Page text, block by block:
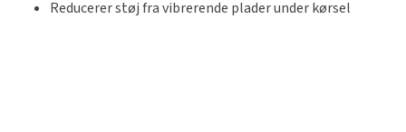
Reducerer støj fra vibrerende plader under kørsel